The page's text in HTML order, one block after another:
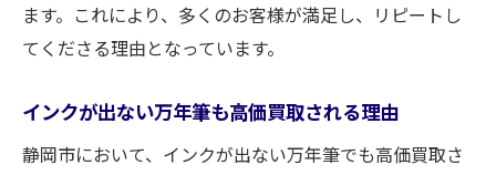
ます。これにより、多くのお客様が満足し、リピートし
てくださる理由となっています。
インクが出ない万年筆も高価買取される理由
静岡市において、インクが出ない万年筆でも高価買取さ